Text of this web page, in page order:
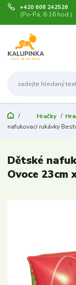
+420 608 242526
(Po-Pá, 8-16 hod.)
Hračky
nafukovací rukávky
Dětské
Ovoce 23cm